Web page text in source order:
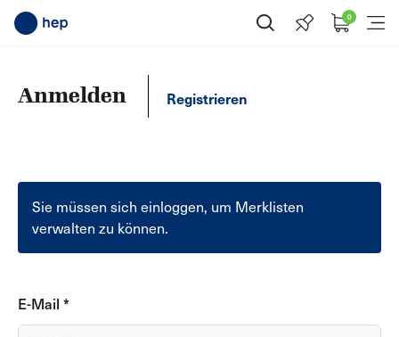
Suche öffnen 0
Anmelden Registrieren
Sie müssen sich einloggen, um Merklisten
verwalten zu können.
E-Mail *